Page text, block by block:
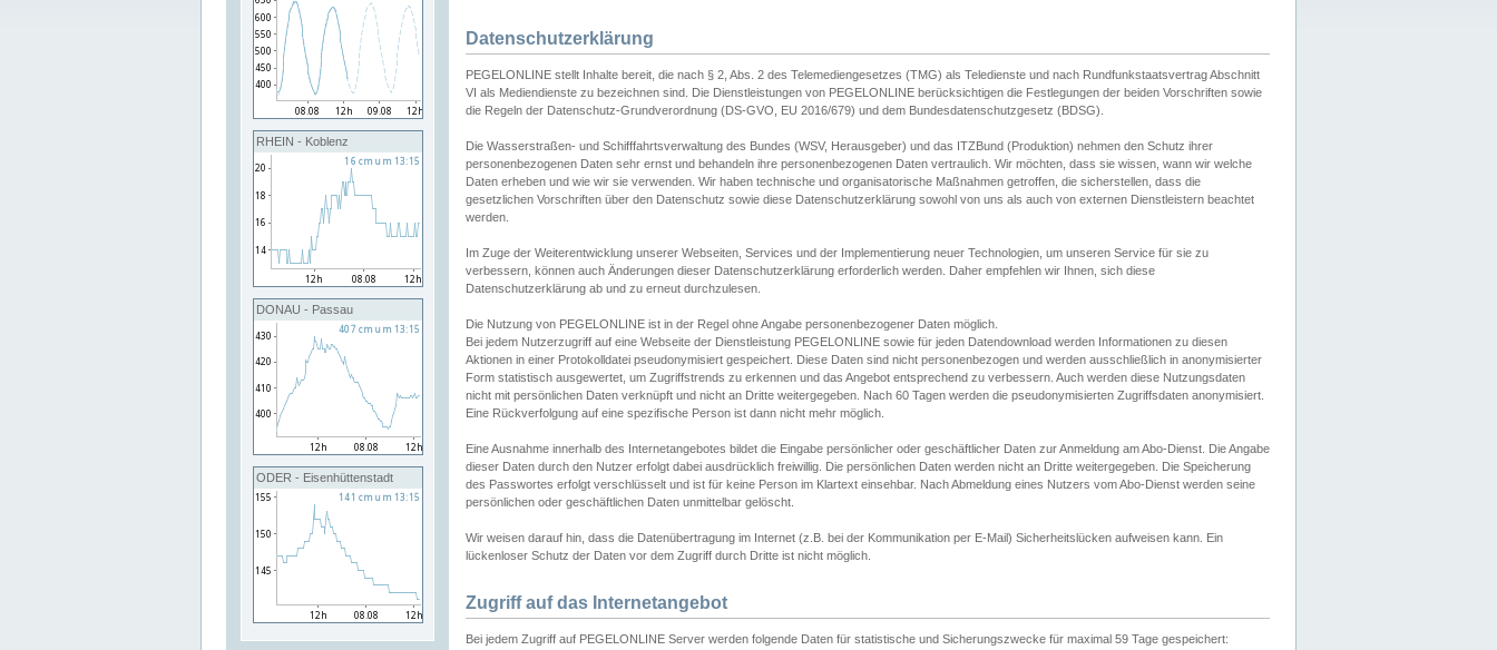
RHEIN - Koblenz
DONAU - Passau
ODER - Eisenhüttenstadt
Datenschutzerklärung
PEGELONLINE stellt Inhalte bereit, die nach § 2, Abs. 2 des Telemediengesetzes (TMG) als Teledienste und nach Rundfunkstaatsvertrag Abschnitt
VI als Mediendienste zu bezeichnen sind. Die Dienstleistungen von PEGELONLINE berücksichtigen die Festlegungen der beiden Vorschriften sowie
die Regeln der Datenschutz-Grundverordnung (DS-GVO, EU 2016/679) und dem Bundesdatenschutzgesetz (BDSG).
Die Wasserstraßen- und Schifffahrtsverwaltung des Bundes (WSV, Herausgeber) und das ITZBund (Produktion) nehmen den Schutz ihrer
personenbezogenen Daten sehr ernst und behandeln ihre personenbezogenen Daten vertraulich. Wir möchten, dass sie wissen, wann wir welche
Daten erheben und wie wir sie verwenden. Wir haben technische und organisatorische Maßnahmen getroffen, die sicherstellen, dass die
gesetzlichen Vorschriften über den Datenschutz sowie diese Datenschutzerklärung sowohl von uns als auch von externen Dienstleistern beachtet
werden.
Im Zuge der Weiterentwicklung unserer Webseiten, Services und der Implementierung neuer Technologien, um unseren Service für sie zu
verbessern, können auch Änderungen dieser Datenschutzerklärung erforderlich werden. Daher empfehlen wir Ihnen, sich diese
Datenschutzerklärung ab und zu erneut durchzulesen.
Die Nutzung von PEGELONLINE ist in der Regel ohne Angabe personenbezogener Daten möglich.
Bei jedem Nutzerzugriff auf eine Webseite der Dienstleistung PEGELONLINE sowie für jeden Datendownload werden Informationen zu diesen
Aktionen in einer Protokolldatei pseudonymisiert gespeichert. Diese Daten sind nicht personenbezogen und werden ausschließlich in anonymisierter
Form statistisch ausgewertet, um Zugriffstrends zu erkennen und das Angebot entsprechend zu verbessern. Auch werden diese Nutzungsdaten
nicht mit persönlichen Daten verknüpft und nicht an Dritte weitergegeben. Nach 60 Tagen werden die pseudonymisierten Zugriffsdaten anonymisiert.
Eine Rückverfolgung auf eine spezifische Person ist dann nicht mehr möglich.
Eine Ausnahme innerhalb des Internetangebotes bildet die Eingabe persönlicher oder geschäftlicher Daten zur Anmeldung am Abo-Dienst. Die Angabe
dieser Daten durch den Nutzer erfolgt dabei ausdrücklich freiwillig. Die persönlichen Daten werden nicht an Dritte weitergegeben. Die Speicherung
des Passwortes erfolgt verschlüsselt und ist für keine Person im Klartext einsehbar. Nach Abmeldung eines Nutzers vom Abo-Dienst werden seine
persönlichen oder geschäftlichen Daten unmittelbar gelöscht.
Wir weisen darauf hin, dass die Datenübertragung im Internet (z.B. bei der Kommunikation per E-Mail) Sicherheitslücken aufweisen kann. Ein
lückenloser Schutz der Daten vor dem Zugriff durch Dritte ist nicht möglich.
Zugriff auf das Internetangebot
Bei jedem Zugriff auf PEGELONLINE Server werden folgende Daten für statistische und Sicherungszwecke für maximal 59 Tage gespeichert: